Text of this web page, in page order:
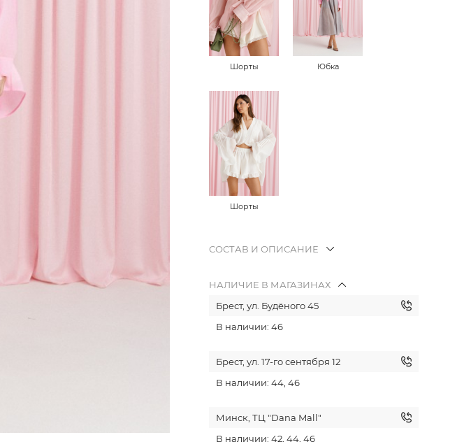
Шорты Юбка
Шорты
СОСТАВ И ОПИСАНИЕ
НАЛИЧИЕ В МАГАЗИНАХ
Брест, ул. Будёного 45
В наличии: 46
Брест, ул. 17-го сентября 12
В наличии: 44, 46
Минск, ТЦ "Dana Mall"
В наличии: 42, 44, 46